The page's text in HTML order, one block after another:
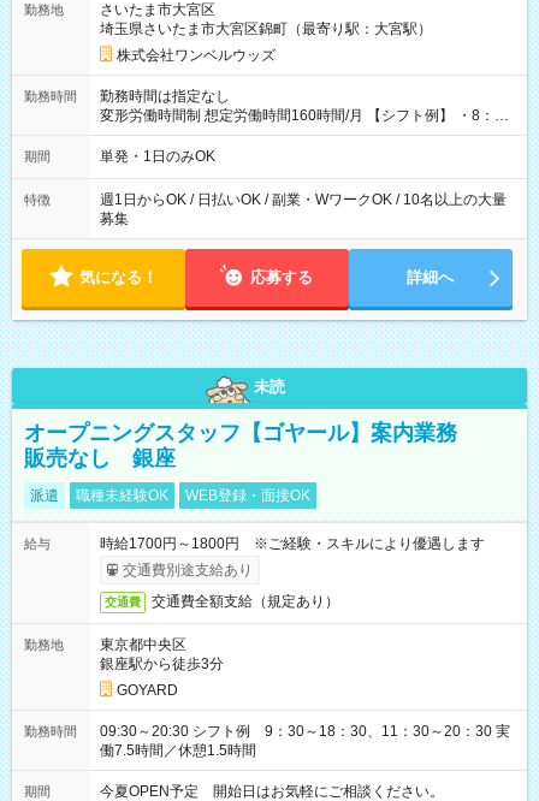
勤務地
さいたま市大宮区
埼玉県さいたま市大宮区錦町（最寄り駅：大宮駅）
株式会社ワンベルウッズ
勤務時間
勤務時間は指定なし
変形労働時間制 想定労働時間160時間/月 【シフト例】 ・8：00
～21：00
期間 単発・1日のみOK
特徴
週1日からOK / 日払いOK / 副業・WワークOK / 10名以上の大量
募集
気になる！ 応募する 詳細へ
未読
オープニングスタッフ【ゴヤール】案内業務
販売なし 銀座
派遣 職種未経験OK WEB登録・面接OK
給与
時給1700円～1800円 ※ご経験・スキルにより優遇します
交通費別途支給あり
交通費 交通費全額支給（規定あり）
勤務地
東京都中央区
銀座駅から徒歩3分
GOYARD
勤務時間
09:30～20:30 シフト例 9：30～18：30、11：30～20：30 実
働7.5時間／休憩1.5時間
期間 今夏OPEN予定 開始日はお気軽にご相談ください。